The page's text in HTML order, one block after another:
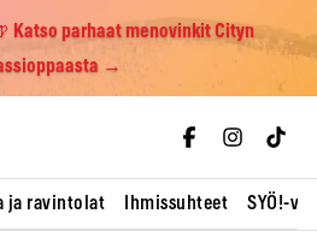
Katso parhaat menovinkit Cityn
→
ja ravintolat Ihmissuhteet SYÖ!-